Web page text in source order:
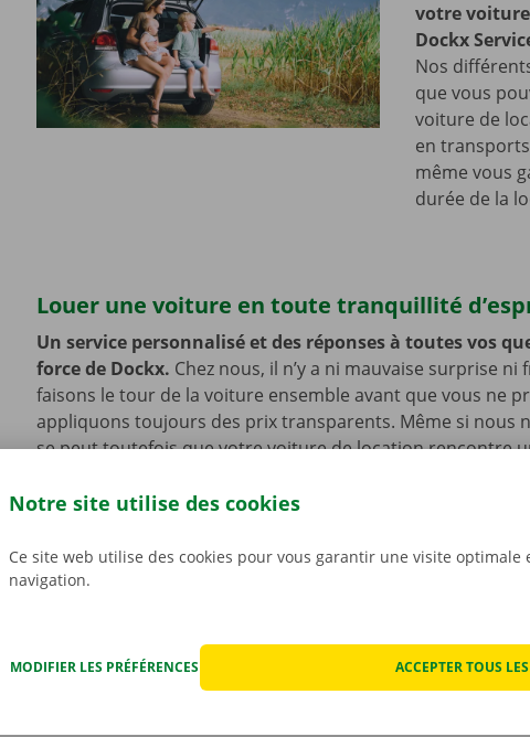
votre
Dockx
Nos
que vous
voiture de
en
même vous
durée de la
Louer une voiture en toute tranquillité
Un service personnalisé et des réponses à toutes vos
force de Dockx. Chez nous, il n’y a ni mauvaise surprise
faisons le tour de la voiture ensemble avant que vous ne
appliquons toujours des prix transparents. Même si nous
se peut toutefois que votre voiture de location rencontre
d’assistance et de dépannage disponible 24 h/24 et 7 j/7
Notre site utilise des cookies
Ce site web utilise des cookies pour vous garantir une visite
navigation.
MODIFIER LES PRÉFÉRENCES ACCEPTER TOUS